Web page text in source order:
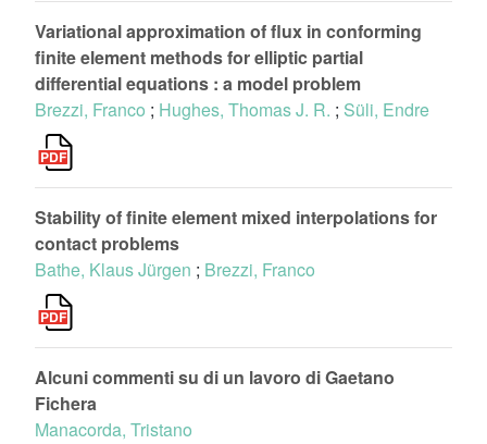
Variational approximation of flux in conforming
finite element methods for elliptic partial
differential equations : a model problem
Brezzi, Franco ; Hughes, Thomas J. R. ; Süli, Endre
Stability of finite element mixed interpolations for
contact problems
Bathe, Klaus Jürgen ; Brezzi, Franco
Alcuni commenti su di un lavoro di Gaetano
Fichera
Manacorda, Tristano